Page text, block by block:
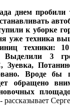
днем
к уборке
уже техника
Выделили 3
Зуевка,
Вроде бы
обращено
рассказывает